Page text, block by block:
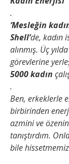
.
‘Mesleğin
Shell’de, kadın
alınmış. Üç yılda
görevlerine
5000 kadın
.
Ben, erkeklerle
birbirinden
azmini ve
tanıştırdım.
bile